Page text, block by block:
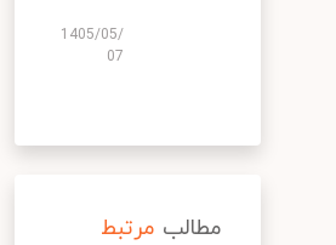
1405/05/
07
مطالب مرتبط